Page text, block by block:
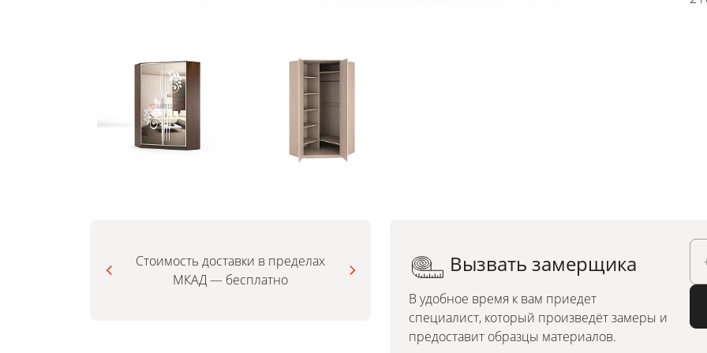
Стоимость доставки в пределах
МКАД — бесплатно
Можно заказать по
индивидуальным размерам
Вызвать замерщика
В удобное время к вам приедет
специалист, который произведёт замеры и
предоставит образцы материалов.